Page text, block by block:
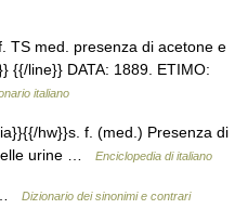
TS med. presenza di acetone e
{{/line}} DATA: 1889. ETIMO:
italiano
hw}}s. f. (med.) Presenza di
urine …
Enciclopedia di italiano
… Dizionario dei sinonimi e contrari